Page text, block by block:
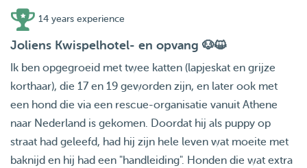
14 years experience
Joliens Kwispelhotel- en opvang 🐶😺
Ik ben opgegroeid met twee katten (lapjeskat en grijze
korthaar), die 17 en 19 geworden zijn, en later ook met
een hond die via een rescue-organisatie vanuit Athene
naar Nederland is gekomen. Doordat hij als puppy op
straat had geleefd, had hij zijn hele leven wat moeite met
baknijd en hij had een "handleiding". Honden die wat extra